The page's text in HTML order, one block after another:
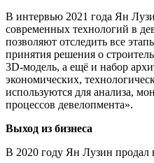
В интервью 2021 года Ян
современных технологий в
позволяют отследить все
принятия решения о
3D-модель, а ещё и набор
экономических,
используются для анализа,
процессов девелопмента».
Выход из бизнеса
В 2020 году Ян Лузин продал